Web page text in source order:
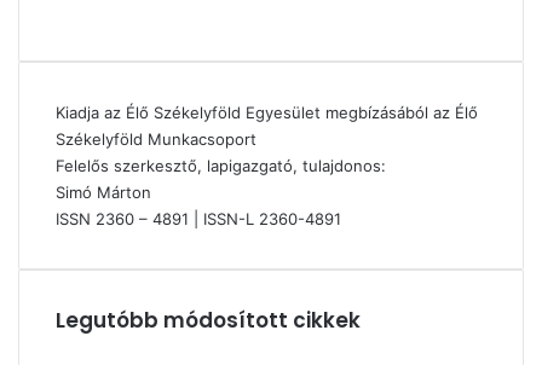
Kiadja az Élő Székelyföld Egyesület megbízásából az Élő
Székelyföld Munkacsoport
Felelős szerkesztő, lapigazgató, tulajdonos:
Simó Márton
ISSN 2360 – 4891 | ISSN-L 2360-4891
Legutóbb módosított cikkek